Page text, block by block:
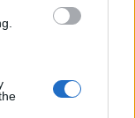
beszél.